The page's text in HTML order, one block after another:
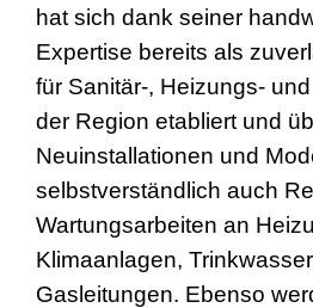
hat sich dank seiner
Expertise bereits als
für Sanitär-, Heizungs-
der Region etabliert und
Neuinstallationen und
selbstverständlich auch
Wartungsarbeiten an
Klimaanlagen,
Gasleitungen. Ebenso